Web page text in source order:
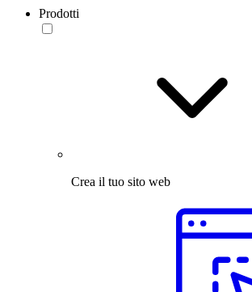
Prodotti
Crea il tuo sito web